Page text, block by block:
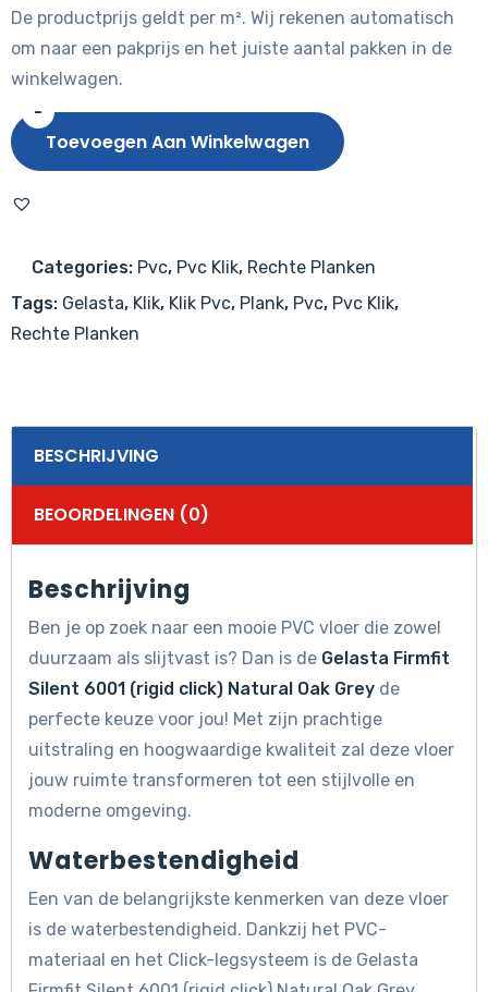
De productprijs geldt per m². Wij rekenen automatisch
om naar een pakprijs en het juiste aantal pakken in de
winkelwagen.
-
Gelasta
Firmfit
6001
click)
Natural
Oak
Toevoegen Aan Winkelwagen
Categories: Pvc, Pvc Klik, Rechte Planken
Tags: Gelasta, Klik, Klik Pvc, Plank, Pvc, Pvc Klik,
Rechte Planken
BESCHRIJVING
BEOORDELINGEN (0)
Beschrijving
Ben je op zoek naar een mooie PVC vloer die zowel
duurzaam als slijtvast is? Dan is de Gelasta Firmfit
Silent 6001 (rigid click) Natural Oak Grey de
perfecte keuze voor jou! Met zijn prachtige
uitstraling en hoogwaardige kwaliteit zal deze vloer
jouw ruimte transformeren tot een stijlvolle en
moderne omgeving.
Waterbestendigheid
Een van de belangrijkste kenmerken van deze vloer
is de waterbestendigheid. Dankzij het PVC-
materiaal en het Click-legsysteem is de Gelasta